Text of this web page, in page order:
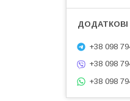
+38 098
+38 098
+38 098